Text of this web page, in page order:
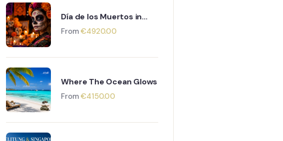
Día de los Muertos in
Messico
From€4920.00
Where The Ocean Glows
From€4150.00